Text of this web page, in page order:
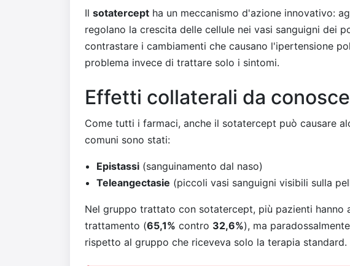
Il sotatercept ha un meccanismo d'azione innovativo:
regolano la crescita delle cellule nei vasi sanguigni dei
contrastare i cambiamenti che causano l'ipertensione
problema invece di trattare solo i sintomi.
Effetti collaterali da
Come tutti i farmaci, anche il sotatercept può causare
comuni sono stati:
Epistassi (sanguinamento dal naso)
Teleangectasie (piccoli vasi sanguigni visibili sulla
Nel gruppo trattato con sotatercept, più pazienti
trattamento (65,1% contro 32,6%), ma
rispetto al gruppo che riceveva solo la terapia standard.